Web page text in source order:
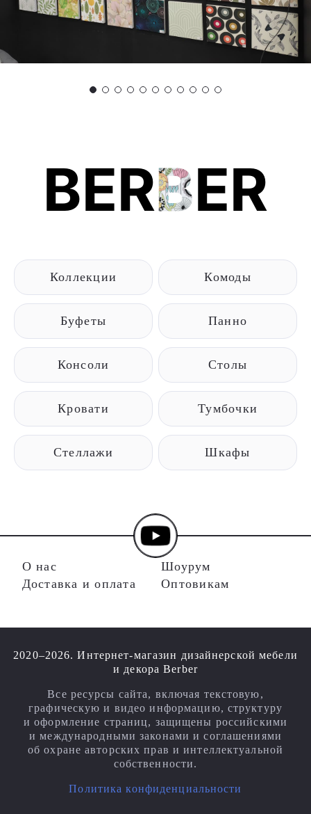
BERBER
Коллекции Комоды
Буфеты Панно
Консоли Столы
Кровати Тумбочки
Стеллажи Шкафы
О нас
Доставка и оплата
Шоурум
Оптовикам
2020–2026. Интернет-магазин дизайнерской мебели
и декора Berber
Все ресурсы сайта, включая текстовую,
графическую и видео информацию, структуру
и оформление страниц, защищены российскими
и международными законами и соглашениями
об охране авторских прав и интеллектуальной
собственности.
Политика конфиденциальности